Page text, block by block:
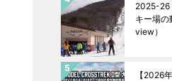
2025-26
キー場の
view）
【2026